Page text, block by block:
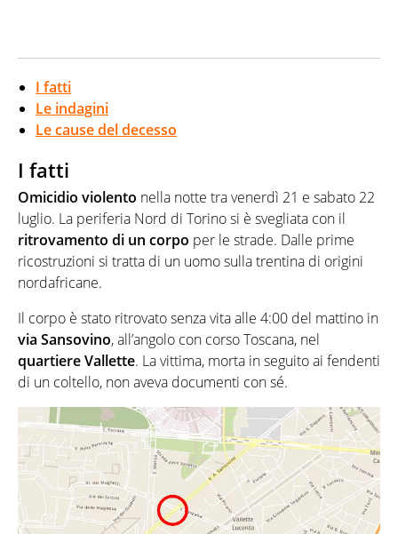
I fatti
Le indagini
Le cause del decesso
I fatti
Omicidio violento nella notte tra venerdì 21 e sabato 22
luglio. La periferia Nord di Torino si è svegliata con il
ritrovamento di un corpo per le strade. Dalle prime
ricostruzioni si tratta di un uomo sulla trentina di origini
nordafricane.
Il corpo è stato ritrovato senza vita alle 4:00 del mattino in
via Sansovino, all’angolo con corso Toscana, nel
quartiere Vallette. La vittima, morta in seguito ai fendenti
di un coltello, non aveva documenti con sé.